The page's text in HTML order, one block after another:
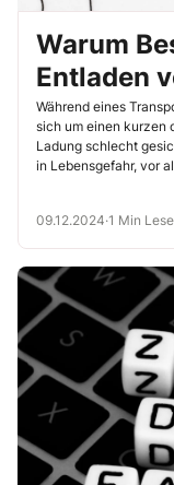
Warum
Entladen
dem
sollten
Während eines
sich um einen kurzen
Ladung schlecht
in Lebensgefahr, vor
09.12.2024·1 Min